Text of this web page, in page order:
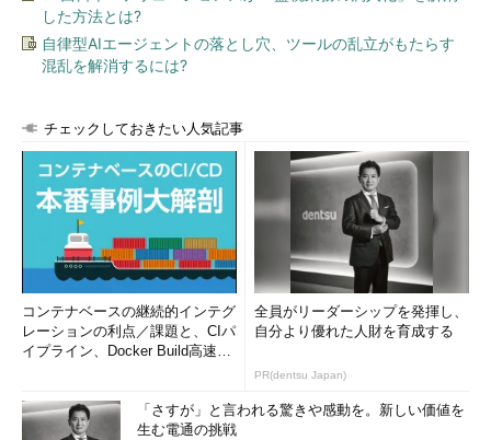
した方法とは?
自律型AIエージェントの落とし穴、ツールの乱立がもたらす
混乱を解消するには?
チェックしておきたい人気記事
コンテナベースの継続的インテグ
レーションの利点／課題と、CIパ
イプライン、Docker Build高速化
全員がリーダーシップを発揮し、
自分より優れた人財を育成する
PR(dentsu Japan)
「さすが」と言われる驚きや感動を。新しい価値を
生む電通の挑戦